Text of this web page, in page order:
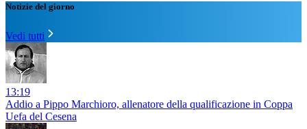
Notizie del giorno
Vedi tutti
13:19
Addio a Pippo Marchioro, allenatore della qualificazione in Coppa
Uefa del Cesena